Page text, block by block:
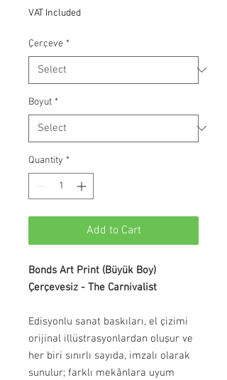
VAT Included
Çerçeve *
Boyut *
Quantity *
Add to Cart
Bonds Art Print (Büyük Boy)
Çerçevesiz - The Carnivalist
Edisyonlu sanat baskıları, el çizimi
orijinal illüstrasyonlardan oluşur ve
her biri sınırlı sayıda, imzalı olarak
sunulur; farklı mekânlara uyum